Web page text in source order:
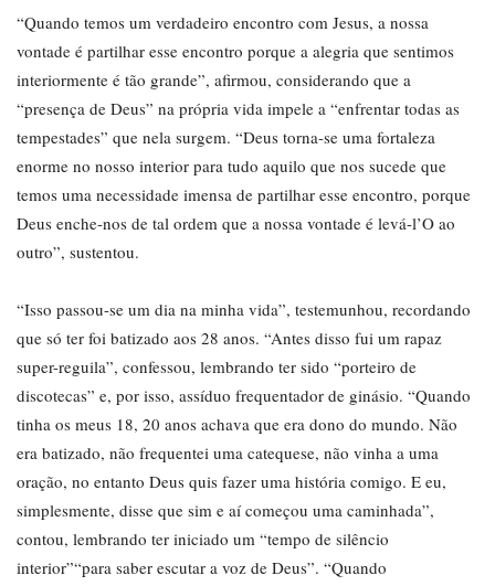
“Quando temos um verdadeiro encontro com Jesus, a nossa
vontade é partilhar esse encontro porque a alegria que sentimos
interiormente é tão grande”, afirmou, considerando que a
“presença de Deus” na própria vida impele a “enfrentar todas as
tempestades” que nela surgem. “Deus torna-se uma fortaleza
enorme no nosso interior para tudo aquilo que nos sucede que
temos uma necessidade imensa de partilhar esse encontro, porque
Deus enche-nos de tal ordem que a nossa vontade é levá-l’O ao
outro”, sustentou.
“Isso passou-se um dia na minha vida”, testemunhou, recordando
que só ter foi batizado aos 28 anos. “Antes disso fui um rapaz
super-reguila”, confessou, lembrando ter sido “porteiro de
discotecas” e, por isso, assíduo frequentador de ginásio. “Quando
tinha os meus 18, 20 anos achava que era dono do mundo. Não
era batizado, não frequentei uma catequese, não vinha a uma
oração, no entanto Deus quis fazer uma história comigo. E eu,
simplesmente, disse que sim e aí começou uma caminhada”,
contou, lembrando ter iniciado um “tempo de silêncio
interior”“para saber escutar a voz de Deus”. “Quando